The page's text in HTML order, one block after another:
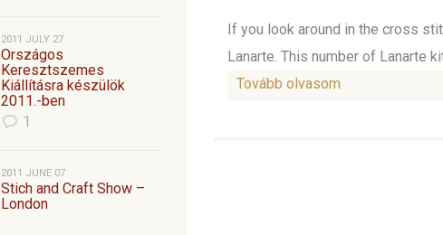
2011 JULY 27
Országos
Keresztszemes
Kiállításra készülök
2011.-ben
1
2011 JUNE 07
Stich and Craft Show –
London
If you look around in the cross
Lanarte. This number of Lanarte
Tovább olvasom